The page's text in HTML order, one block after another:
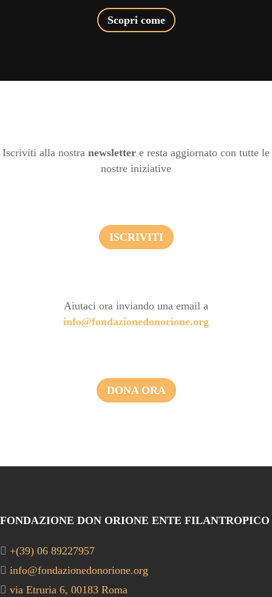
Scopri come
Iscriviti alla nostra newsletter e resta aggiornato con tutte le
nostre iniziative
ISCRIVITI
Aiutaci ora inviando una email a
info@fondazionedonorione.org
DONA ORA
FONDAZIONE DON ORIONE ENTE FILANTROPICO
+(39) 06 89227957
info@fondazionedonorione.org
via Etruria 6, 00183 Roma